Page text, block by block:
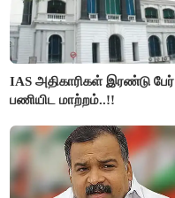
IAS அதிகாரிகள் இரண்டு பேர்
பணியிட மாற்றம்..!!